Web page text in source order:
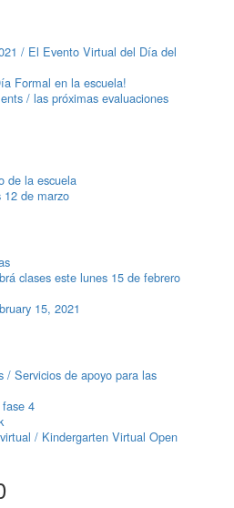
/ El Evento Virtual del Día del
Formal en la escuela!
/ las próximas evaluaciones
de la escuela
12 de marzo
clases este lunes 15 de febrero
15, 2021
/ Servicios de apoyo para las
4
/ Kindergarten Virtual Open